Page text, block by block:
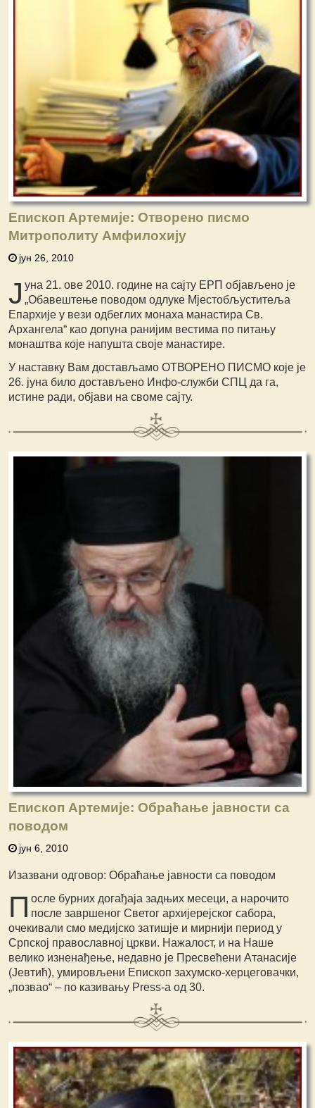
Епископ Артемије: Отворено писмо
Митрополиту Амфилохију
јун 26, 2010
Ј уна 21. ове 2010. године на сајту ЕРП објављено је
„Обавештење поводом одлуке Мјестобљуститеља
Епархије у вези одбеглих монаха манастира Св.
Архангела“ као допуна ранијим вестима по питању
монаштва које напушта своје манастире.
У наставку Вам достављамо ОТВОРЕНО ПИСМО које је
26. јуна било достављено Инфо-служби СПЦ да га,
истине ради, објави на своме сајту.
Епископ Артемије: Обраћање јавности са
поводом
јун 6, 2010
Изазвани одговор: Обраћање јавности са поводом
П осле бурних догађаја задњих месеци, а нарочито
после завршеног Светог архијерејског сабора,
очекивали смо медијско затишје и мирнији период у
Српској православној цркви. Нажалост, и на Наше
велико изненађење, недавно је Пресвећени Атанасије
(Јевтић), умировљени Епископ захумско-херцеговачки,
„позвао“ – по казивању Press-a од 30.